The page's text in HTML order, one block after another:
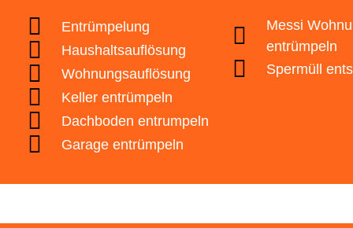
Zurück
Zurück
👷 Sonstiges
Zurück
🕒 Ich brauche eine
Zurück
Datenschutz
Zurück
Entrümpelung
Haushaltsauflösung
Wohnungsauflösung
Keller entrümpeln
Dachboden entrumpeln
Garage entrümpeln
Messi
entrümpeln
Spermüll